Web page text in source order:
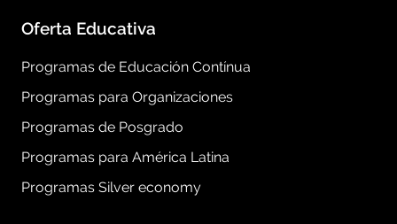
Oferta Educativa
Programas de Educación Contínua
Programas para Organizaciones
Programas de Posgrado
Programas para América Latina
Programas Silver economy